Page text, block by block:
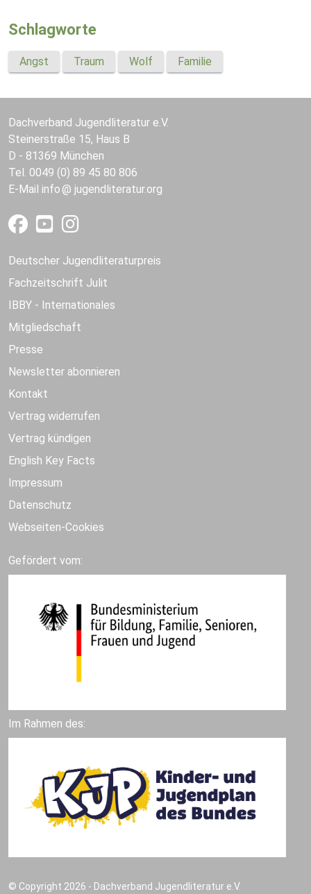
Schlagworte
Angst Traum Wolf Familie
Dachverband Jugendliteratur e.V.
Steinerstraße 15, Haus B
D - 81369 München
Tel. 0049 (0) 89 45 80 806
E-Mail info jugendliteratur.org
Deutscher Jugendliteraturpreis
Fachzeitschrift Julit
IBBY - Internationales
Mitgliedschaft
Presse
Newsletter abonnieren
Kontakt
Vertrag widerrufen
Vertrag kündigen
English Key Facts
Impressum
Datenschutz
Webseiten-Cookies
Gefördert vom:
Im Rahmen des:
© Copyright 2026 - Dachverband Jugendliteratur e.V.